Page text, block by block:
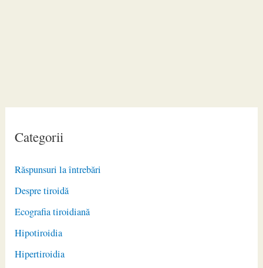
Categorii
Răspunsuri la întrebări
Despre tiroidă
Ecografia tiroidiană
Hipotiroidia
Hipertiroidia